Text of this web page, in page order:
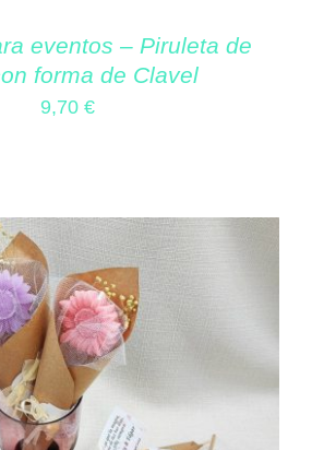
eventos – Piruleta de
forma de Clavel
9,70 €